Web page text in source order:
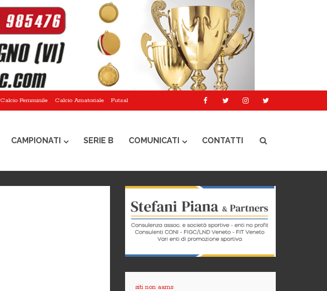
Calcio Femminile Calcio Amatoriale Futsal
CAMPIONATI SERIE B COMUNICATI CONTATTI
siti non aams